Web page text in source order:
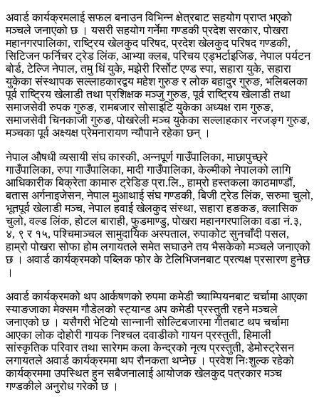
अवार्ड कार्यक्रमलाई सफल बनाउन विभिन्न क्षेत्रबाट सहयोग प्राप्त भएको
मञ्चले जनाएको छ । यसरी सहयोग गर्नेमा गण्डकी प्रदेश सरकार, पोखरा
महानगरपालिका, राष्ट्रिय खेलकुद परिषद, प्रदेश खेलकुद परिषद गण्डकी,
सिटिजन फर्निचर ट्रेड लिंक, आभ्या क्लब, परिचय एड्भर्टाइजिङ, नेपाल पर्यटन
बोर्ड, टेल्जि नेपाल, तमु धिं युके, मझेरी रिर्सोट एण्ड स्पा, सहारा युके, सहारा
युकेका संस्थापक सल्लाहकारद्वय महेश गुरुङ र लोक बहादुर गुरुङ, भलिबलका
पूर्व राष्ट्रिय खेलाडी तथा प्रशिक्षक मञ्जु गुरुङ, पूर्व राष्ट्रिय खेलाडी तथा
समाजसेवी रुपक गुरुङ, रामबजार सोसाइटि युकेका अध्यक्ष राम गुरुङ,
समाजसेवी चिनकाजी गुरुङ, पोखरेली मञ्च युकेका सल्लाहकार नरजङ्ग गुरुङ,
मञ्चका पूर्व अक्ष्यक्ष प्रेमनारायण न्यौपाने रहेका छन् ।
नेपाल औषधी व्यसायी संघ कास्की, अन्नपूर्ण गाउँपालिका, माछापुच्छ्रे
गाउँपालिका, रुपा गाउँपालिका, मादी गाउँपालिका, केल्मीको नेपालको लागि
आधिकारीक बिक्रेता कामारु ट्रेडिङ प्रा.लि., हाम्रो हस्तकला काठमाण्डौं,
बतास अर्गनाइजेसन, नेपाल मुआथाई संघ गण्डकी, बिजी ट्रेड लिंक, सरुमा चुलो,
भूतपूर्व खेलाडी मञ्च, नेपाल हवाई खेलकुद संस्था, सहारा हङकङ, क्लासिक
चुलो, वल्ड लिंक, होटल बाराही, फुडमाण्डु, पोखरा महानगरपालिका वडा नं.३,
४, ९ र १५, पश्चिमाञ्चल सामुदायिक अस्पताल, रुपाकोट सुनचाँदी पसल,
हाम्रो पोखरा सोफा होम लगायतले समेत सघाउने तय भैसकेको मञ्चले जनाएको
छ । अवार्ड कार्यक्रमको पब्लिक फोर के टेलिभिजनबाट प्रत्यक्ष प्रसारण हुनेछ
।
अवार्ड कार्यक्रमको थप आर्कषणको रुपमा कमेडी च्याम्पियनबाट चर्चामा आएका
स्याङजाका मेक्सम गौडेलको स्ट्यान्ड अप कमेडी प्रस्तुती रहने मञ्चले
जनाएको छ । यसैगरी भेटियो सान्नानी सोल्टिबजारमा गीतबाट थप चर्चामा
आएका लोक दोहोरी गायक निश्चल दवाडीको गायन प्रस्तुती, हिमाली
सांस्कृतिक परिवार तथा सारेगम कला केन्द्रको नृत्य प्रस्तुती, डेमोस्ट्रेसन
लगायतले अवार्ड कार्यक्रममा थप रौनकता थप्नेछ । प्रवेश निःशुल्क रहेको
कार्यक्रममा उपस्थित हुन सबैजनालाई आयोजक खेलकुद पत्रकार मञ्च
गण्डकीले अनुरोध गरेको छ ।